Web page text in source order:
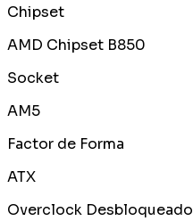
Chipset
AMD Chipset B850
Socket
AM5
Factor de Forma
ATX
Overclock Desbloqueado